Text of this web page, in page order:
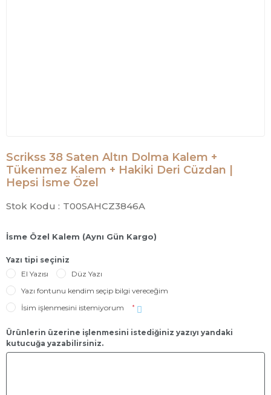
Scrikss 38 Saten Altın Dolma Kalem +
Tükenmez Kalem + Hakiki Deri Cüzdan |
Hepsi İsme Özel
Stok Kodu : T00SAHCZ3846A
İsme Özel Kalem (Aynı Gün Kargo)
Yazı tipi seçiniz
El Yazısı
Düz Yazı
Yazı fontunu kendim seçip bilgi vereceğim
İsim işlenmesini istemiyorum
*
Ürünlerin üzerine işlenmesini istediğiniz yazıyı yandaki
kutucuğa yazabilirsiniz.